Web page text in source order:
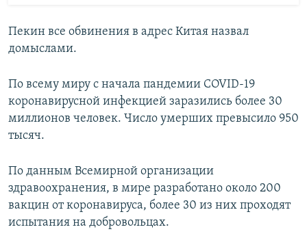
Пекин все обвинения в адрес Китая назвал
домыслами.
По всему миру с начала пандемии COVID-19
коронавирусной инфекцией заразились более 30
миллионов человек. Число умерших превысило 950
тысяч.
По данным Всемирной организации
здравоохранения, в мире разработано около 200
вакцин от коронавируса, более 30 из них проходят
испытания на добровольцах.